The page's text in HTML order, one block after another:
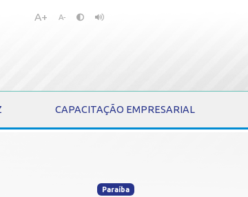
Pular
Pular
A+ A-
CAPACITAÇÃO EMPRESARIAL
Paraíba